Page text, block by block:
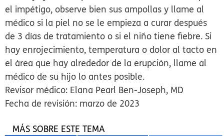
el impétigo, observe bien sus ampollas y llame al
médico si la piel no se le empieza a curar después
de 3 días de tratamiento o si el niño tiene fiebre. Si
hay enrojecimiento, temperatura o dolor al tacto en
el área que hay alrededor de la erupción, llame al
médico de su hijo lo antes posible.
Revisor médico: Elana Pearl Ben-Joseph, MD
Fecha de revisión: marzo de 2023
MÁS SOBRE ESTE TEMA